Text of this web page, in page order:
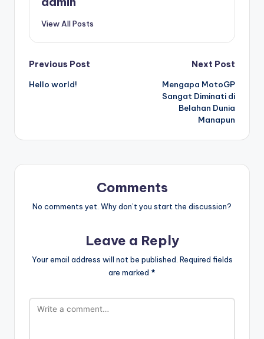
View All Posts
Post
navigation
Previous Post
Hello world!
Next Post
Mengapa MotoGP
Sangat Diminati di
Belahan Dunia
Manapun
Comments
No comments yet. Why don’t you start the discussion?
Leave a Reply
Your email address will not be published. Required fields
are marked *